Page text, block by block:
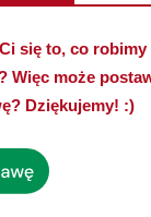
się to, co robimy
Więc może
Dziękujemy! :)